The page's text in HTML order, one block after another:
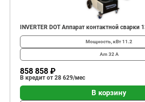
INVERTER DOT Аппарат контактной сварки
Мощность, кВт11.2
Am 32 А
858 858 ₽
В кредит от 28 629/мес
В корзину